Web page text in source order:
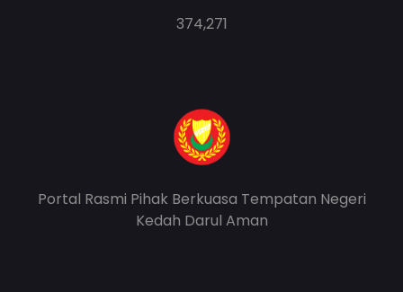
374,271
Portal Rasmi Pihak Berkuasa Tempatan Negeri
Kedah Darul Aman